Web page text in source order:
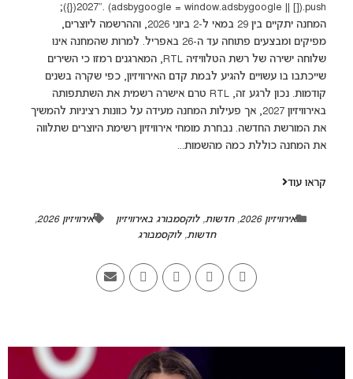
2027". (adsbygoogle = window.adsbygoogle || []).push({});
המחנה יתקיים בין 29 במאי ל-2 ביוני 2026, וההרשמה ליוצרים,
מפיקים ומבצעים פתוחה עד ה-26 באפריל. למרות שהמחנה אינו
שלוחה ישירה של רשת הטלוויזיה RTL, המארגנים רמזו כי השירים
שייכתבו בו עשויים להגיע לבמת קדם האירוויזיון, כפי שקרה בשנים
קודמות. נכון לרגע זה, RTL טרם אישרה רשמית את השתתפותה
באירוויזיון 2027, אך פעילות המחנה מעידה על כוונות רציניות להמשיך
את המורשת החדשה. נבחרת מומחי אירוויזיון רשימת היוצרים שתלווה
את המחנה כוללת כמה מהשמות...
קראו עוד
אירוויזיון 2026 ,חדשות,לוקסמבורג באירוויזיון אירוויזיון 2026
,
חדשות,לוקסמבורג